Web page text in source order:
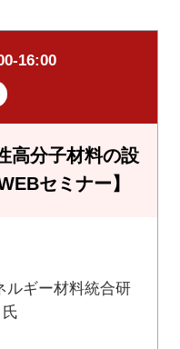
16:00
高分子材料の設
セミナー】
ギー材料統合研